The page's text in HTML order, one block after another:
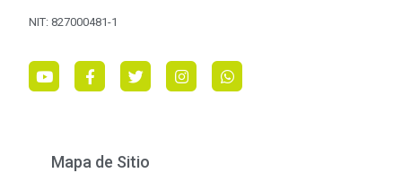
NIT: 827000481-1
Mapa de Sitio